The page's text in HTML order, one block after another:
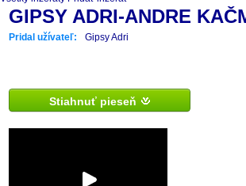
GIPSY ADRI-ANDRE
Pridal užívateľ: Gipsy Adri
Stiahnuť pieseň